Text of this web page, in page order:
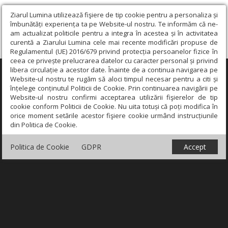
Ziarul Lumina utilizează fişiere de tip cookie pentru a personaliza și
îmbunătăți experiența ta pe Website-ul nostru. Te informăm că ne-
am actualizat politicile pentru a integra în acestea și în activitatea
curentă a Ziarului Lumina cele mai recente modificări propuse de
Regulamentul (UE) 2016/679 privind protecția persoanelor fizice în
ceea ce privește prelucrarea datelor cu caracter personal și privind
libera circulație a acestor date. Înainte de a continua navigarea pe
Website-ul nostru te rugăm să aloci timpul necesar pentru a citi și
înțelege conținutul Politicii de Cookie. Prin continuarea navigării pe
Website-ul nostru confirmi acceptarea utilizării fişierelor de tip
cookie conform Politicii de Cookie. Nu uita totuși că poți modifica în
orice moment setările acestor fişiere cookie urmând instrucțiunile
din Politica de Cookie.
Politica de Cookie GDPR Accept
×